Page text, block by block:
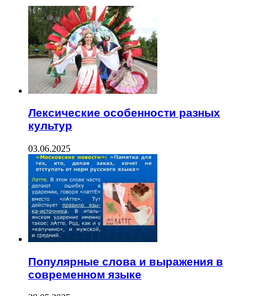
Лексические особенности разных
культур
03.06.2025
Популярные слова и выражения в
современном языке